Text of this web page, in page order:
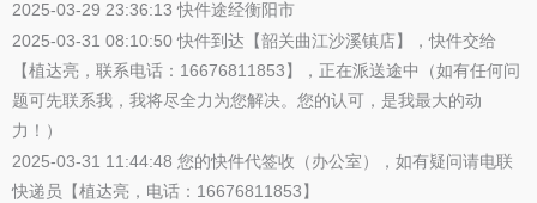
2025-03-29 23:36:13 快件途经衡阳市
2025-03-31 08:10:50 快件到达【韶关曲江沙溪镇店】，快件交给
【植达亮，联系电话：16676811853】，正在派送途中（如有任何问
题可先联系我，我将尽全力为您解决。您的认可，是我最大的动
力！）
2025-03-31 11:44:48 您的快件代签收（办公室），如有疑问请电联
快递员【植达亮，电话：16676811853】